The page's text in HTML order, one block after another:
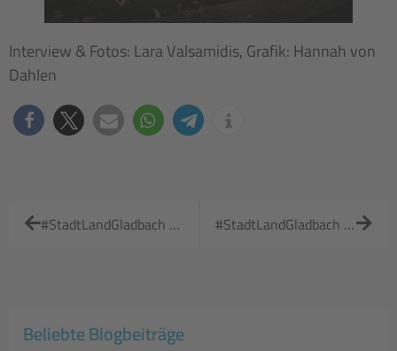
Interview & Fotos: Lara Valsamidis, Grafik: Hannah von
Dahlen
#StadtLandGladbach mit Melanie Scharré #StadtLandGladbach mit Natalie Klinkenberg
Beliebte Blogbeiträge